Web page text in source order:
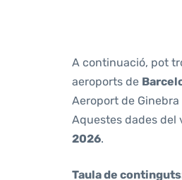
A continuació, pot
aeroports de
Aeroport de Ginebra
Aquestes dades del
2026.
Taula de